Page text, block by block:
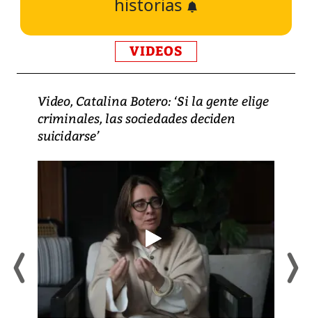
historias
VIDEOS
Video, Catalina Botero: ‘Si la gente elige
criminales, las sociedades deciden
suicidarse’